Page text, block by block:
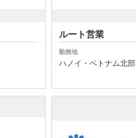
ルート営業
勤務地
ハノイ・ベトナム北部